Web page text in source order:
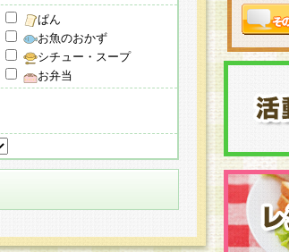
ぱん
お魚のおかず
シチュー・スープ
お弁当